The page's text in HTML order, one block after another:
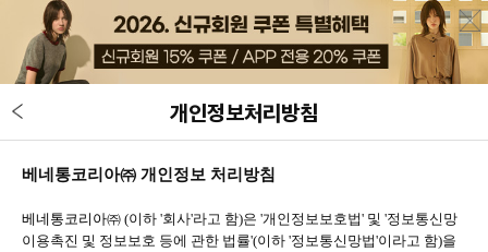
개인정보처리방침
베네통코리아㈜ 개인정보 처리방침
베네통코리아㈜ (이하 '회사'라고 함)은 '개인정보보호법' 및 '정보통신망
이용촉진 및 정보보호 등에 관한 법률'(이하 '정보통신망법'이라고 함)을